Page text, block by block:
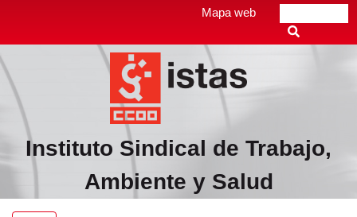
contenido
principal
Mapa web
Instituto Sindical de Trabajo,
Ambiente y Salud